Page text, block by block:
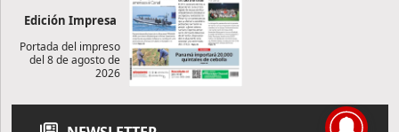
Edición Impresa
Portada del impreso
del 8 de agosto de
2026